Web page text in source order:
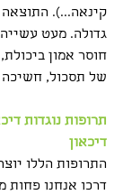
קינאה...).
גדולה. מעט עשייה
חוסר אמון
של תסכול, חשיכה
תרופות נוגדות
דיכאון
התרופות הללו
דרכו אנחנו פחות